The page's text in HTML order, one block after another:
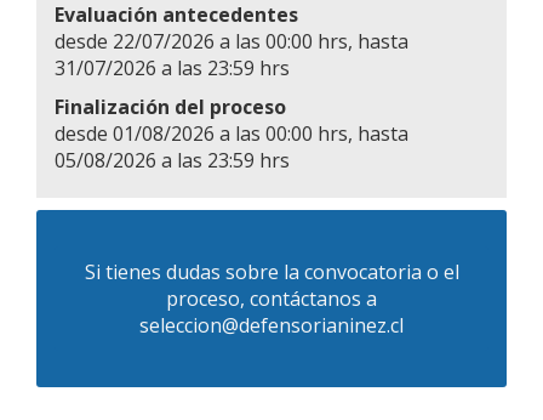
Evaluación antecedentes
desde 22/07/2026 a las 00:00 hrs, hasta
31/07/2026 a las 23:59 hrs
Finalización del proceso
desde 01/08/2026 a las 00:00 hrs, hasta
05/08/2026 a las 23:59 hrs
Si tienes dudas sobre la convocatoria o el
proceso, contáctanos a
seleccion@defensorianinez.cl